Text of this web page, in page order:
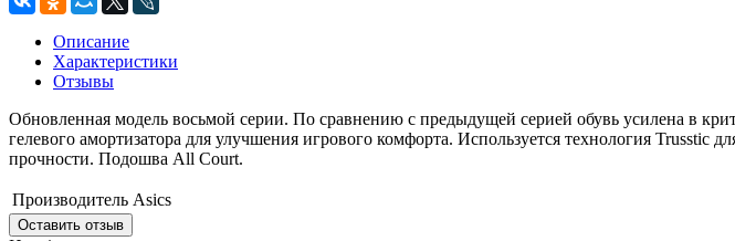
Описание
Характеристики
Отзывы
Обновленная модель восьмой серии. По сравнению с предыдущей серией обувь усилена в
гелевого амортизатора для улучшения игрового комфорта. Используется технология
прочности. Подошва All Court.
Производитель Asics
Оставить отзыв